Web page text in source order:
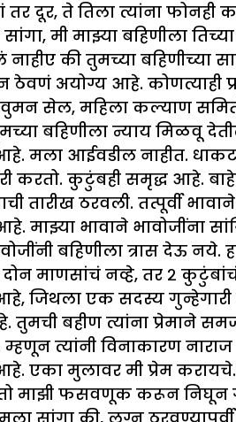
तर दूर, ते तिला त्यांना फोनही
, मी माझ् या बहिणीला
नाहीए की तुमच्या
अयोग्य आहे. कोणत्याही
सेल, महिला कल्याण
बहिणीला न्याय मिळवू
मला आईवडील नाहीत.
करतो. कुटुंबही समृद्ध आहे.
तारीख ठरवली. तत्पूर्वी
माझ् या भावाने भावोजींना
भावोजींनी बहिणीला त्रास देऊ
माणसांचं नव्हे, तर २
जिथला एक सदस्य
तुमची बहीण त्यांना प्रेमाने
त्यांनी विनाकारण
एका मुलावर मी प्रेम
माझी फसवणूक करून निघून